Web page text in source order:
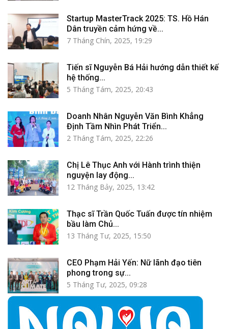
Startup MasterTrack 2025: TS. Hồ Hán
Dân truyền cảm hứng về...
7 Tháng Chín, 2025, 19:29
Tiến sĩ Nguyễn Bá Hải hướng dẫn thiết kế
hệ thống...
5 Tháng Tám, 2025, 20:43
Doanh Nhân Nguyễn Văn Bình Khẳng
Định Tầm Nhìn Phát Triển...
2 Tháng Tám, 2025, 22:26
Chị Lê Thục Anh với Hành trình thiện
nguyện lay động...
12 Tháng Bảy, 2025, 13:42
Thạc sĩ Trần Quốc Tuấn được tín nhiệm
bầu làm Chủ...
13 Tháng Tư, 2025, 15:50
CEO Phạm Hải Yến: Nữ lãnh đạo tiên
phong trong sự...
5 Tháng Tư, 2025, 09:28